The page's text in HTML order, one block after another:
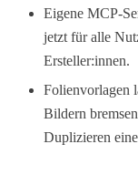
Eigene MCP-
jetzt für alle
Ersteller:innen.
Folienvorlagen
Bildern
Duplizieren